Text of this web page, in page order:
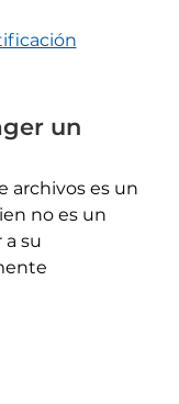
un
archivos es un
no es un
a su